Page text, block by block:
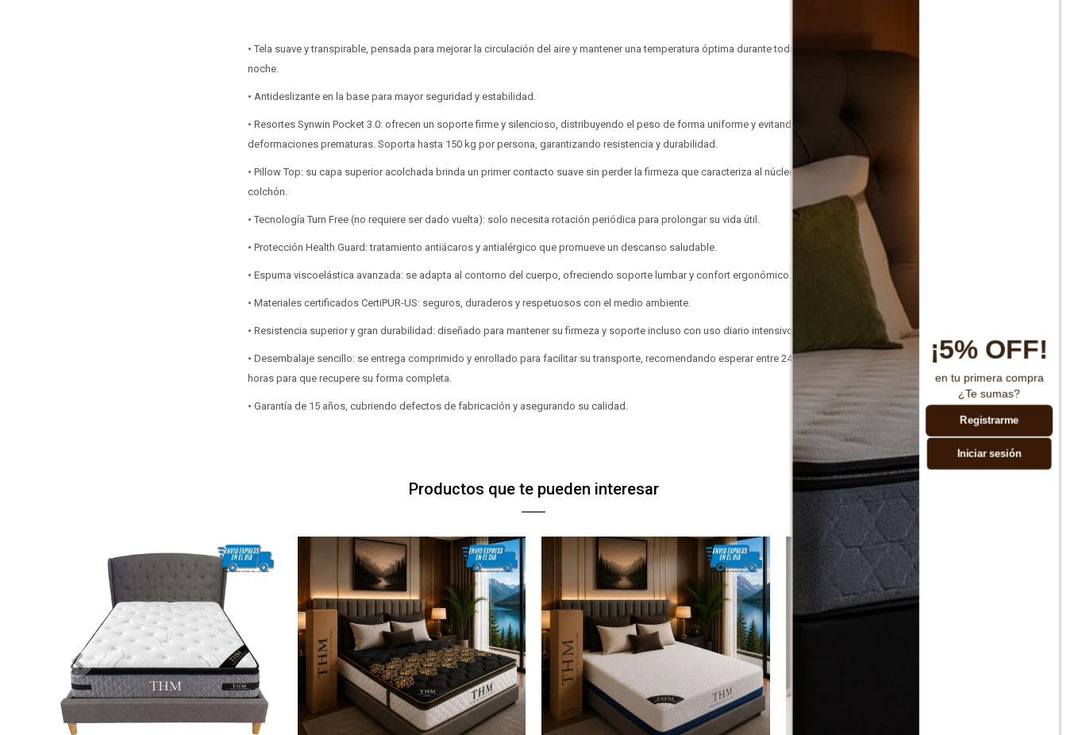
• Tela suave y transpirable, pensada para mejorar la circulación del aire y mantener una temperatura óptima durante toda la
noche.
• Antideslizante en la base para mayor seguridad y estabilidad.
• Resortes Synwin Pocket 3.0: ofrecen un soporte firme y silencioso, distribuyendo el peso de forma uniforme y evitando
deformaciones prematuras. Soporta hasta 150 kg por persona, garantizando resistencia y durabilidad.
• Pillow Top: su capa superior acolchada brinda un primer contacto suave sin perder la firmeza que caracteriza al núcleo del
colchón.
• Tecnología Turn Free (no requiere ser dado vuelta): solo necesita rotación periódica para prolongar su vida útil.
• Protección Health Guard: tratamiento antiácaros y antialérgico que promueve un descanso saludable.
• Espuma viscoelástica avanzada: se adapta al contorno del cuerpo, ofreciendo soporte lumbar y confort ergonómico.
• Materiales certificados CertiPUR-US: seguros, duraderos y respetuosos con el medio ambiente.
• Resistencia superior y gran durabilidad: diseñado para mantener su firmeza y soporte incluso con uso diario intensivo.
• Desembalaje sencillo: se entrega comprimido y enrollado para facilitar su transporte, recomendando esperar entre 24 y 48
horas para que recupere su forma completa.
• Garantía de 15 años, cubriendo defectos de fabricación y asegurando su calidad.
Productos que te pueden interesar
Comprá ahora y Pagá
tarjeta de crédito
Verifica si estás calificado para comprar con Pago
Después:
prefieras!
Elegí tus productos preferidos
Elegí Pago Después como metodo de pago
Ups!
inconveniente, por cualquier duda contactanos
enpreguntas@pagodespues.com.uy
¡Algo salió mal!
Por favor intenta nuevamente mas tarde.
Comprá ahora y Pagá
tarjeta de crédito
Verifica si estás calificado para comprar con Pago
Después:
prefieras!
Elegí tus productos preferidos
Elegí Pago Después como metodo de pago
Ups!
inconveniente, por cualquier duda contactanos
enpreguntas@pagodespues.com.uy
¡Algo salió mal!
Por favor intenta nuevamente mas tarde.
¡5% OFF!
en tu primera compra
¿Te sumas?
Registrarme
Iniciar sesión